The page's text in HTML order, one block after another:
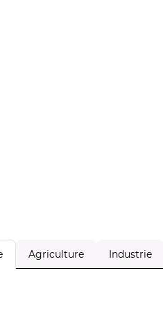
Agriculture Industrie